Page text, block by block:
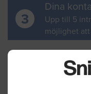
3
Dina
Upp till 5
möjlighet
Ditt för- och